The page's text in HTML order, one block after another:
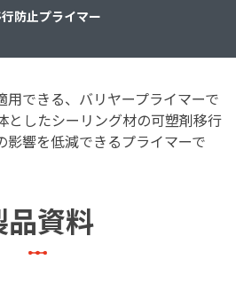
防止プライマー
用できる、バリヤープライマーで
としたシーリング材の可塑剤移行
影響を低減できるプライマーで
品資料